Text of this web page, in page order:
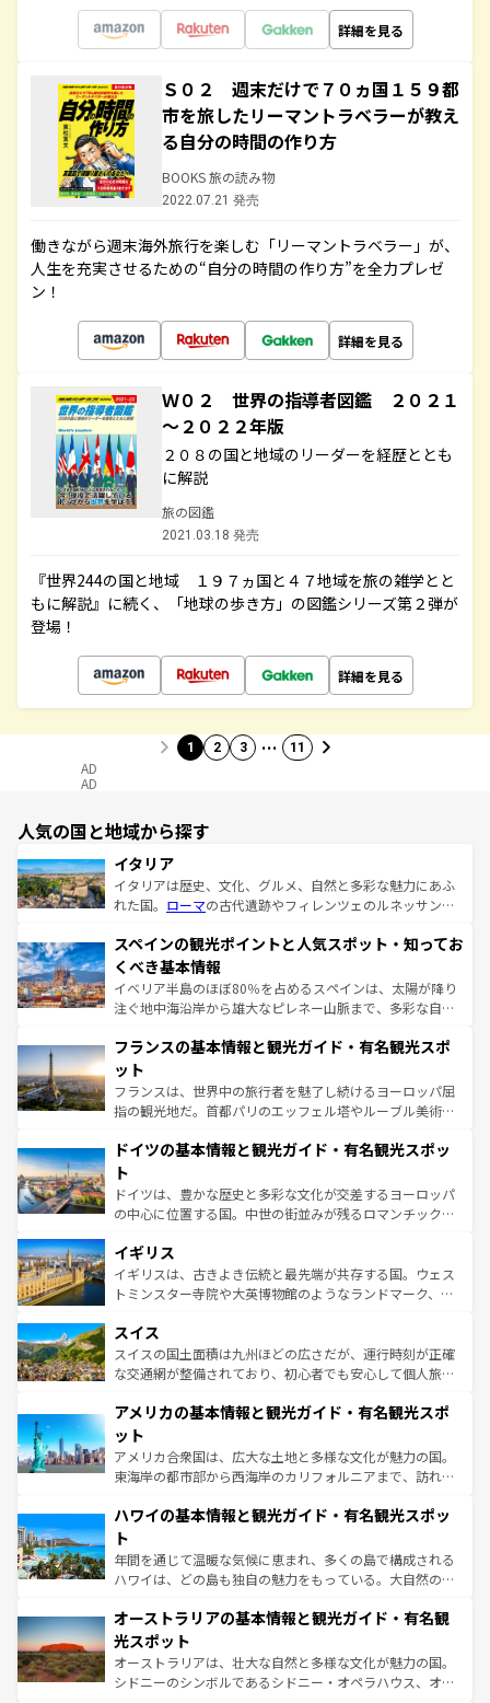
詳細を見る
Ｓ０２ 週末だけで７０ヵ国１５９都
市を旅したリーマントラベラーが教え
る自分の時間の作り方
BOOKS 旅の読み物
2022.07.21 発売
働きながら週末海外旅行を楽しむ「リーマントラベラー」が、
人生を充実させるための“自分の時間の作り方”を全力プレゼ
ン！
詳細を見る
Ｗ０２ 世界の指導者図鑑 ２０２１
～２０２２年版
２０８の国と地域のリーダーを経歴ととも
に解説
旅の図鑑
2021.03.18 発売
『世界244の国と地域 １９７ヵ国と４７地域を旅の雑学とと
もに解説』に続く、「地球の歩き方」の図鑑シリーズ第２弾が
登場！
詳細を見る
1 2 3 … 11
AD
AD
人気の国と地域から探す
イタリア
イタリアは歴史、文化、グルメ、自然と多彩な魅力にあふ
れた国。 ローマの古代遺跡やフィレンツェのルネッサンス
ろん、トスカーナの美しい田園風景やアマルフィ海岸の絶
景など、自然景観も見逃せない。観光の合間には、本場の
ピザやパスタなど、絶品のイタリア料理を堪能することも
できる。朝目覚めてから夜眠るまで、すべての瞬間を楽し
なお、新着のイタリア情報はコンテンツ一覧を参照してほ
しい。
スペインの観光ポイントと人気スポット・知ってお
くべき基本情報
イベリア半島のほぼ80％を占めるスペインは、太陽が降り
注ぐ地中海沿岸から雄大なピレネー山脈まで、多彩な自然
文化が根付くこの国では、情熱的なフラメンコ、熱気あふ
れる闘牛、そして美味しいタパスが生活の一部となってい
る。首都マドリードの洗練された雰囲気や、バルセロナの
アートに溢れた街角から、地方では古代ローマ遺跡や中世
せる。地方によって風土や気候が異なるスペインはその個
ンテンツ一覧 を参照してほしい。
フランスの基本情報と観光ガイド・有名観光スポ
ット
フランスは、世界中の旅行者を魅了し続けるヨーロッパ屈
指の観光地だ。首都パリのエッフェル塔やルーブル美術館
で、幅広い魅力が詰まっている。華麗な宮殿、歴史的な大
聖堂、美しいビーチ、そして豊かな自然が、訪れる者を心
から魅了する。また、フランスは美食の国としても知ら
れ、フランス料理はユネスコ無形文化遺産にも登録されて
香り高いラベンダー畑など、多彩な楽しみ方が可能だ。さ
らに、パリ以外の地域にも魅力が溢れており、どの街角に
も豊かな歴史と文化が息づいている。パリ以外の個性あふ
を参照してほしい。
ドイツの基本情報と観光ガイド・有名観光スポッ
ト
ドイツは、豊かな歴史と多彩な文化が交差するヨーロッパ
の中心に位置する国。中世の街並みが残るロマンチック街
顔を持つこの国は、どこを歩いても飽きることがない。ベ
ルリンの文化的活気、バイエルン州のアルプスの絶景、そ
してライン川沿いのワイン畑といった風景は必見。ビール
は、お酒好きな人にはぜひ体験してほしい。 なお、新着の
ドイツ情報はコンテンツ一覧を参照してほしい。
イギリス
イギリスは、古きよき伝統と最先端が共存する国。ウェス
トミンスター寺院や大英博物館のようなランドマーク、歴
リアごとに異なる魅力がある。また、優雅なアフタヌーン
ティー、ビール好きにはたまらない英国パブ、サッカー観
戦など、本場だからこそできる体験も豊富。イギリスを旅
ンツ一覧を参照してほしい。
スイス
スイスの国土面積は九州ほどの広さだが、運行時刻が正確
な交通網が整備されており、初心者でも安心して個人旅行
の建物がそのまま残る町や、スイスならではのユニークな
博物館もあり、アルプス観光だけでなく町歩きも満喫する
ことができる。国民の所得が高いため物価も高いが、旅行
者向けの交通パス提供のサービスもあり、うまく活用すれ
着のスイス情報はコンテンツ一覧を参照してほしい。
アメリカの基本情報と観光ガイド・有名観光スポ
ット
アメリカ合衆国は、広大な土地と多様な文化が魅力の国。
東海岸の都市部から西海岸のカリフォルニアまで、訪れる
のような巨大都市は、観光、ショッピング、エンターテイ
ンメントが詰まった刺激的なスポットだ。一方、アメリカ
西部には大自然が広がり、グランドキャニオンやイエロー
ストーン国立公園といった絶景が堪能できる。さらに、南
文化が魅力。旅行者はアメリカの各地域で異なる魅力を楽
しみながら、その多様性と豊かな歴史を感じることができ
るだろう。車でのロードトリップや列車の旅も、アメリカ
ならではの贅沢な旅のスタイルだ。 なお、新着のアメリカ
情報は コンテンツ一覧 を参照してほしい。
ハワイの基本情報と観光ガイド・有名観光スポッ
ト
年間を通じて温暖な気候に恵まれ、多くの島で構成される
ハワイは、どの島も独自の魅力をもっている。大自然の神
ワイ島は見逃せない。また、定番の観光地といえばオアフ
島だが、静かな自然を求めるならマウイ島やカウアイ島が
おすすめ。エメラルドグリーンに輝く海をはじめ、豊かな
文化や歴史が息づいている。「アロハスピリット」と呼ば
オーストラリアの基本情報と観光ガイド・有名観
光スポット
オーストラリアは、壮大な自然と多様な文化が魅力の国。
シドニーのシンボルであるシドニー・オペラハウス、オー